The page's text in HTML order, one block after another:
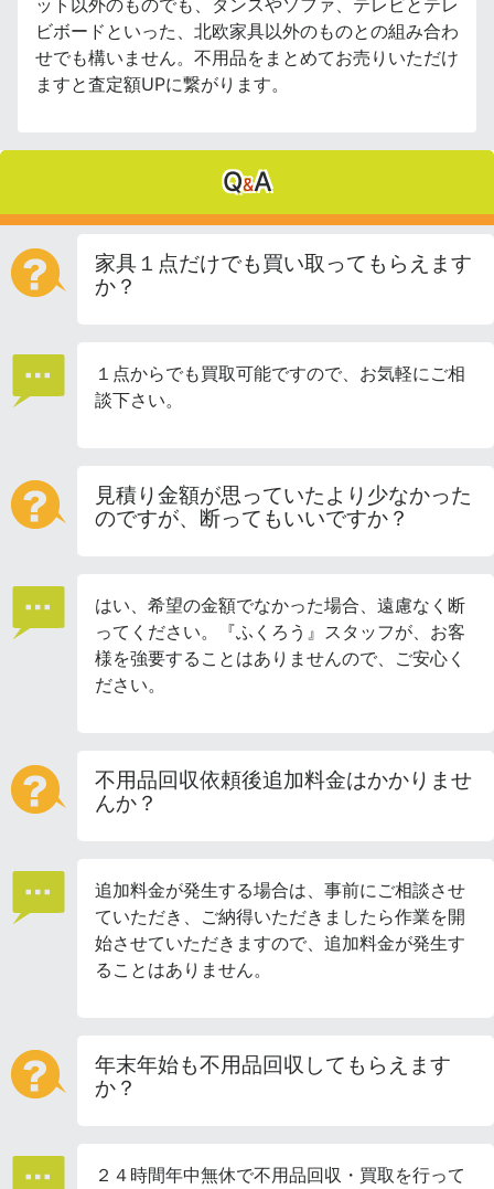
ット以外のものでも、タンスやソファ、テレビとテレ
ビボードといった、北欧家具以外のものとの組み合わ
せでも構いません。不用品をまとめてお売りいただけ
ますと査定額UPに繋がります。
Q&A
家具１点だけでも買い取ってもらえます
か？
１点からでも買取可能ですので、お気軽にご相
談下さい。
見積り金額が思っていたより少なかった
のですが、断ってもいいですか？
はい、希望の金額でなかった場合、遠慮なく断
ってください。『ふくろう』スタッフが、お客
様を強要することはありませんので、ご安心く
ださい。
不用品回収依頼後追加料金はかかりませ
んか？
追加料金が発生する場合は、事前にご相談させ
ていただき、ご納得いただきましたら作業を開
始させていただきますので、追加料金が発生す
ることはありません。
年末年始も不用品回収してもらえます
か？
２４時間年中無休で不用品回収・買取を行って